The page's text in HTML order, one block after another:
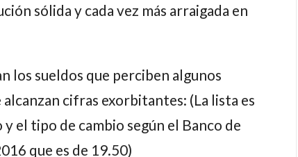
sólida y cada vez más arraigada en
los sueldos que perciben algunos
cifras exorbitantes: (La lista es
el tipo de cambio según el Banco de
que es de 19.50)